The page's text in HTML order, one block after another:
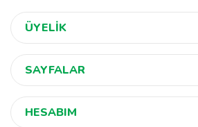
ÜYELİK
SAYFALAR
HESABIM